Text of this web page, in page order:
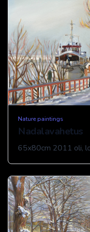
Nature paintings
Nadalavahetus
65x80cm 2011 oli,